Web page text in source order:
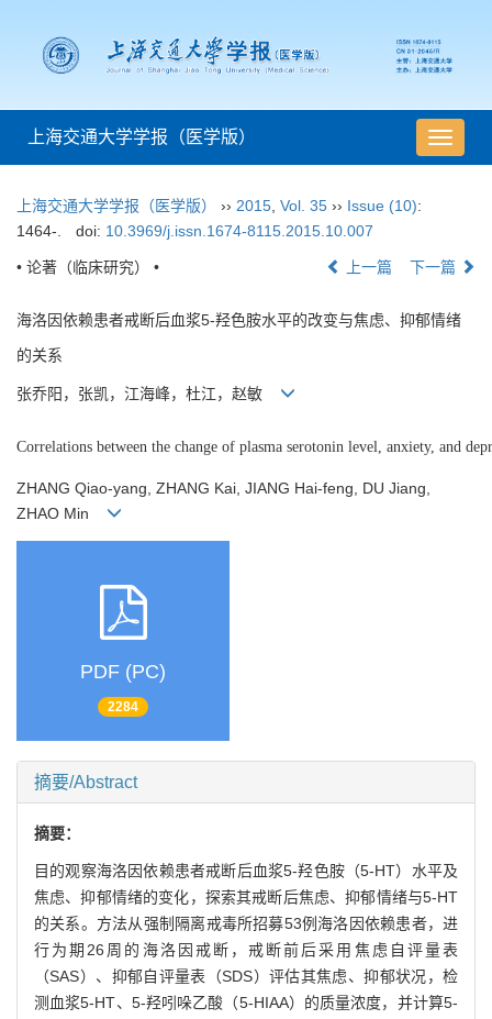
导
航
上海交通大学学报（医学版）
上海交通大学学报（医学版） ›› 2015 Vol. 35 ›› Issue (10):
1464-.
doi: 10.3969/j.issn.1674-8115.2015.10.007
• 论著（临床研究） • 上一篇 下一篇
海洛因依赖患者戒断后血浆5-羟色胺水平的改变与焦虑、抑郁情绪
的关系
张乔阳，张凯，江海峰，杜江，赵敏
Correlations between the change of plasma serotonin level, anxiety, and
ZHANG Qiao-yang, ZHANG Kai, JIANG Hai-feng, DU Jiang,
ZHAO Min
PDF (PC)
2284
摘要/Abstract
摘要：
目的观察海洛因依赖患者戒断后血浆5-羟色胺（5-HT）水平及
焦虑、抑郁情绪的变化，探索其戒断后焦虑、抑郁情绪与5-HT
的关系。方法从强制隔离戒毒所招募53例海洛因依赖患者，进
行为期26周的海洛因戒断，戒断前后采用焦虑自评量表
（SAS）、抑郁自评量表（SDS）评估其焦虑、抑郁状况，检
测血浆5-HT、5-羟吲哚乙酸（5-HIAA）的质量浓度，并计算5-